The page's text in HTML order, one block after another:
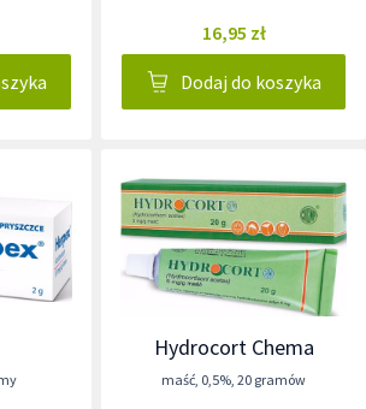
16,95 zł
Dodaj do koszyka
Hydrocort Chema
maść, 0,5%, 20 gramów